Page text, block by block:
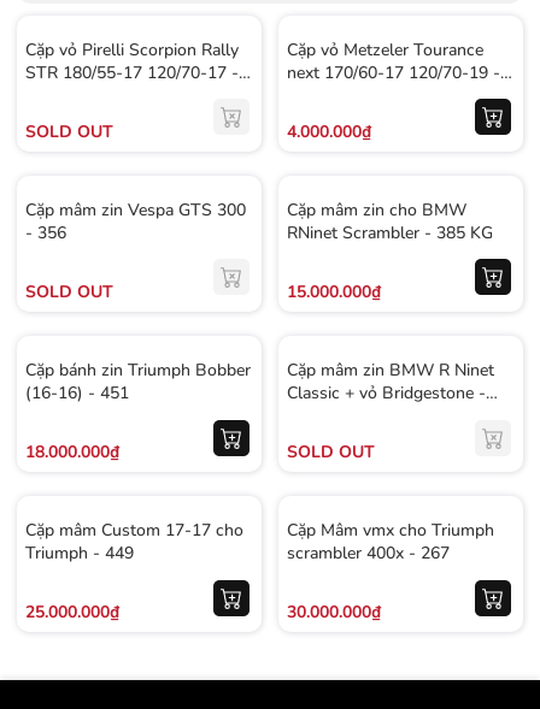
Cặp vỏ Pirelli Scorpion Rally
STR 180/55-17 120/70-17 -
SOLD OUT
Cặp vỏ Metzeler Tourance
next 170/60-17 120/70-19 -
4.000.000₫
Cặp mâm zin Vespa GTS 300
- 356
SOLD OUT
Cặp mâm zin cho BMW
RNinet Scrambler - 385 KG
15.000.000₫
Cặp bánh zin Triumph Bobber
(16-16) - 451
18.000.000₫
Cặp mâm zin BMW R Ninet
Classic + vỏ Bridgestone -
SOLD OUT
Cặp mâm Custom 17-17 cho
Triumph - 449
25.000.000₫
Cặp Mâm vmx cho Triumph
scrambler 400x - 267
30.000.000₫